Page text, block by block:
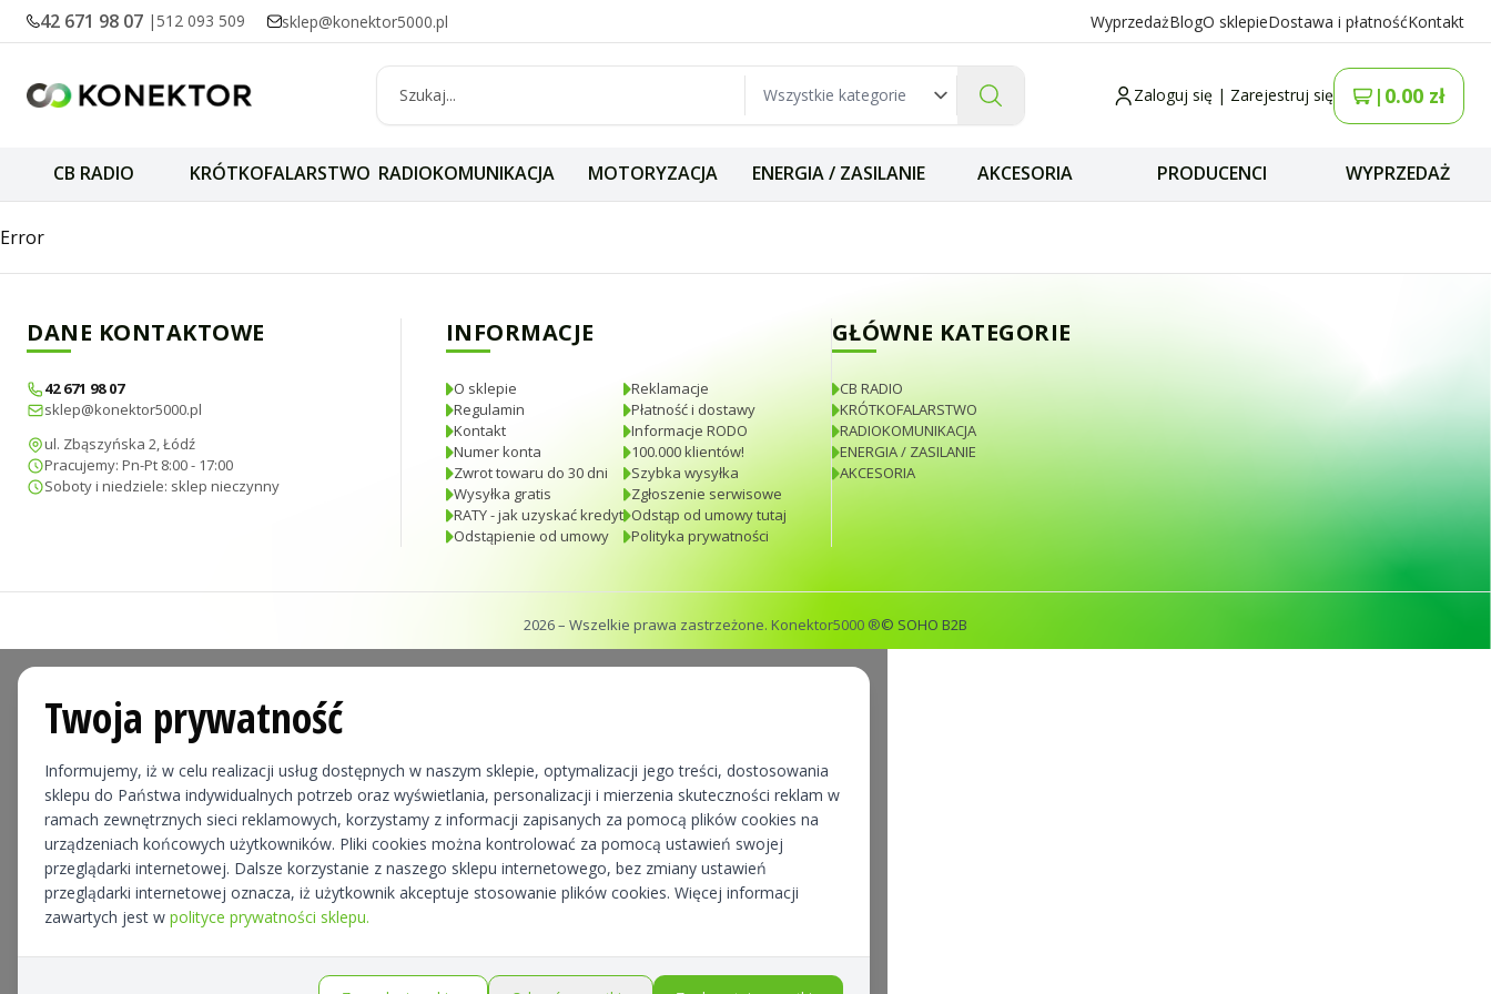
42 671 98 07 | 512 093 509 sklep@konektor5000.pl WyprzedażBlogO sklepieDostawa i płatnośćKontakt
Zaloguj się | Zarejestruj się | 0.00 zł
CB RADIO KRÓTKOFALARSTWO RADIOKOMUNIKACJA MOTORYZACJA ENERGIA / ZASILANIE AKCESORIA PRODUCENCI WYPRZEDAŻ
Jetfon SWR-171 miernik SWR oraz mocy - reflektometr
Error
DANE KONTAKTOWE
42 671 98 07
sklep@konektor5000.pl
ul. Zbąszyńska 2, Łódź
Pracujemy: Pn-Pt 8:00 - 17:00
Soboty i niedziele: sklep nieczynny
INFORMACJE
O sklepie
Regulamin
Kontakt
Numer konta
Zwrot towaru do 30 dni
Wysyłka gratis
RATY - jak uzyskać kredyt
Odstąpienie od umowy
Reklamacje
Płatność i dostawy
Informacje RODO
100.000 klientów!
Szybka wysyłka
Zgłoszenie serwisowe
Odstąp od umowy tutaj
Polityka prywatności
GŁÓWNE KATEGORIE
CB RADIO
KRÓTKOFALARSTWO
RADIOKOMUNIKACJA
ENERGIA / ZASILANIE
AKCESORIA
2026– Wszelkie prawa zastrzeżone. Konektor5000 ®© SOHO B2B
Twoja prywatność
Informujemy, iż w celu realizacji usług dostępnych w naszym sklepie, optymalizacji jego treści, dostosowania
sklepu do Państwa indywidualnych potrzeb oraz wyświetlania, personalizacji i mierzenia skuteczności reklam w
ramach zewnętrznych sieci reklamowych, korzystamy z informacji zapisanych za pomocą plików cookies na
urządzeniach końcowych użytkowników. Pliki cookies można kontrolować za pomocą ustawień swojej
przeglądarki internetowej. Dalsze korzystanie z naszego sklepu internetowego, bez zmiany ustawień
przeglądarki internetowej oznacza, iż użytkownik akceptuje stosowanie plików cookies. Więcej informacji
zawartych jest w polityce prywatności sklepu.